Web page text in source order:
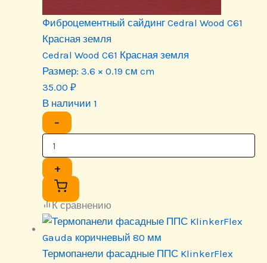
Фиброцементный сайдинг Cedral Wood C61
Красная земля
Cedral Wood C61 Красная земля
Размер: 3.6 × 0.19 см cm
35.00 ₽
В наличии 1
−
+
К сравнению
Термопанели фасадные ППС KlinkerFlex